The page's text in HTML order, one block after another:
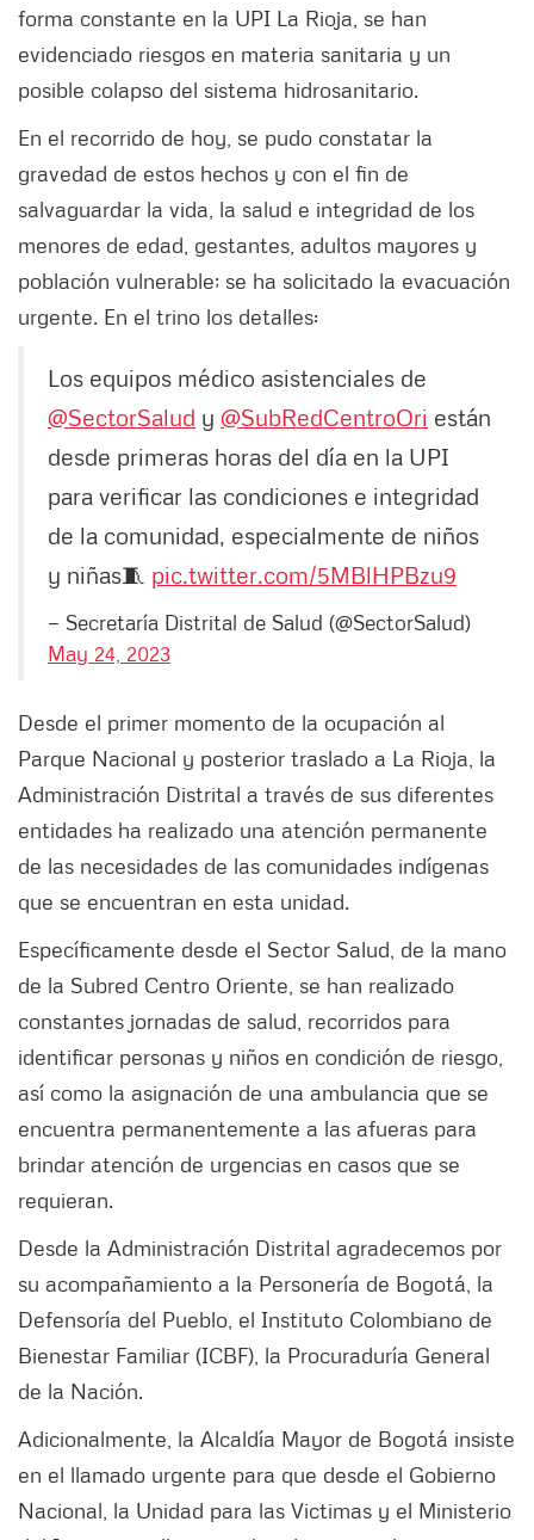
forma constante en la UPI La Rioja, se han
evidenciado riesgos en materia sanitaria y un
posible colapso del sistema hidrosanitario.
En el recorrido de hoy, se pudo constatar la
gravedad de estos hechos y con el fin de
salvaguardar la vida, la salud e integridad de los
menores de edad, gestantes, adultos mayores y
población vulnerable; se ha solicitado la evacuación
urgente. En el trino los detalles:
Los equipos médico asistenciales de
@SectorSalud y @SubRedCentroOri están
desde primeras horas del día en la UPI
para verificar las condiciones e integridad
de la comunidad, especialmente de niños
y niñas🧵 pic.twitter.com/5MBlHPBzu9
— Secretaría Distrital de Salud (@SectorSalud)
May 24, 2023
Desde el primer momento de la ocupación al
Parque Nacional y posterior traslado a La Rioja, la
Administración Distrital a través de sus diferentes
entidades ha realizado una atención permanente
de las necesidades de las comunidades indígenas
que se encuentran en esta unidad.
Específicamente desde el Sector Salud, de la mano
de la Subred Centro Oriente, se han realizado
constantes jornadas de salud, recorridos para
identificar personas y niños en condición de riesgo,
así como la asignación de una ambulancia que se
encuentra permanentemente a las afueras para
brindar atención de urgencias en casos que se
requieran.
Desde la Administración Distrital agradecemos por
su acompañamiento a la Personería de Bogotá, la
Defensoría del Pueblo, el Instituto Colombiano de
Bienestar Familiar (ICBF), la Procuraduría General
de la Nación.
Adicionalmente, la Alcaldía Mayor de Bogotá insiste
en el llamado urgente para que desde el Gobierno
Nacional, la Unidad para las Victimas y el Ministerio